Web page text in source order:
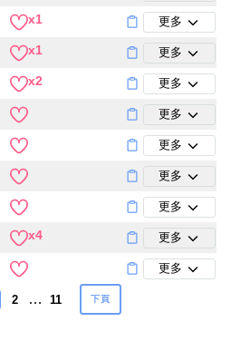
x1 更多
x1 更多
x2 更多
更多
更多
更多
更多
x4 更多
更多
2 … 11 下頁